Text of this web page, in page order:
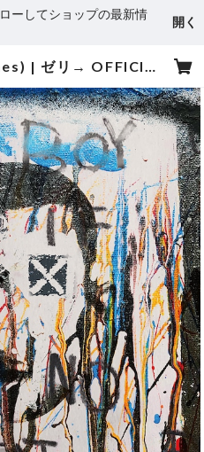
ーしてショップの最新情
開く
【CD】＋× (plus times) | ゼリ→ OFFICIAL ONLINE STORE